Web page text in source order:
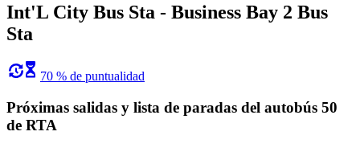
Int'L City Bus Sta - Business Bay 2 Bus
Sta
70 % de puntualidad
Próximas salidas y lista de paradas del autobús 50
de RTA